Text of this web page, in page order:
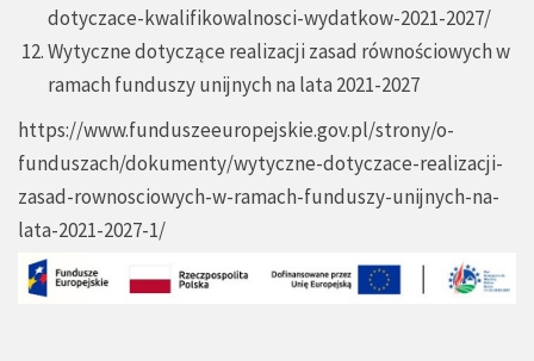
dotyczace-kwalifikowalnosci-wydatkow-2021-2027/
Wytyczne dotyczące realizacji zasad równościowych w
ramach funduszy unijnych na lata 2021-2027
https://www.funduszeeuropejskie.gov.pl/strony/o-
funduszach/dokumenty/wytyczne-dotyczace-realizacji-
zasad-rownosciowych-w-ramach-funduszy-unijnych-na-
lata-2021-2027-1/